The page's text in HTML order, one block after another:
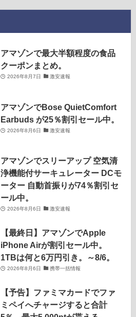
アマゾンで最大半額程度の食品
クーポンまとめ。
2026年8月7日 激安速報
アマゾンでBose QuietComfort
Earbuds が25％割引セール中。
2026年8月6日 激安速報
アマゾンでスリーアップ 空気清
浄機能付サーキュレーター DCモ
ーター 自動首振りが74％割引セ
ール中。
2026年8月6日 激安速報
【最終日】アマゾンでApple
iPhone Airが割引セール中。
1TBは何と6万円引き。～8/6。
2026年8月6日 携帯一括情報
【予告】ファミマカードでファ
ミペイへチャージすると合計